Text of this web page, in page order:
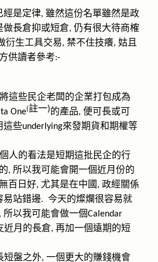
經是定律, 雖然這份名單雖然是政
做長倉抑或短倉, 仍有很大待商榷
衍生工具交易, 禁不住技癢, 姑且
供讀者參考:-
這些民企老闆的企業打包成為
One(註一)的產品, 便可長或可
這些underlying來發期貨和期權等
人的看法是短期這批民企的行
, 所以我可能會開一個近月份的
百日好, 尤其是在中國 , 政經關係
易站錯邊. 今天的燦爛很容易就
, 所以我可能會做一個Calendar
近月的長倉, 再加一個遠期的短
短盤之外, 一個更大的賺錢機會